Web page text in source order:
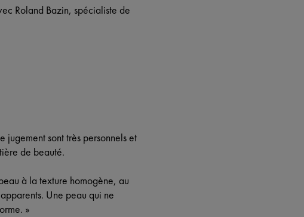
Roland Bazin, spécialiste de
jugement sont très personnels et
de beauté.
à la texture homogène, au
Une peau qui ne
»